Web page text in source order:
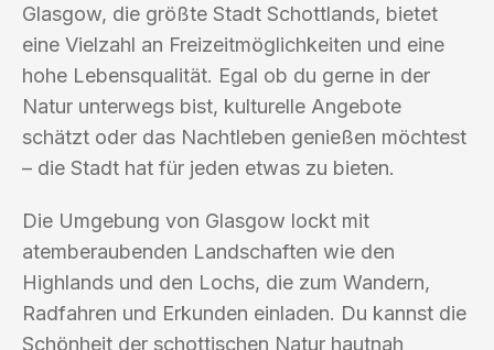
Glasgow, die größte Stadt Schottlands, bietet
eine Vielzahl an Freizeitmöglichkeiten und eine
hohe Lebensqualität. Egal ob du gerne in der
Natur unterwegs bist, kulturelle Angebote
schätzt oder das Nachtleben genießen möchtest
– die Stadt hat für jeden etwas zu bieten.
Die Umgebung von Glasgow lockt mit
atemberaubenden Landschaften wie den
Highlands und den Lochs, die zum Wandern,
Radfahren und Erkunden einladen. Du kannst die
Schönheit der schottischen Natur hautnah